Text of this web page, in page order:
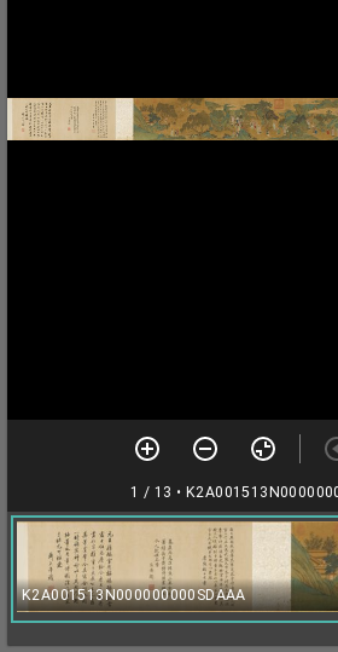
1 / 13 •
K2A001513N000000000SDAAA